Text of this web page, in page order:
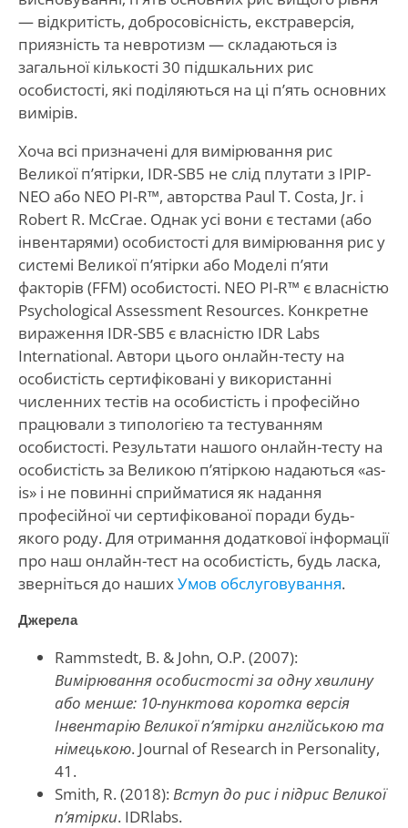
— відкритість, добросовісність, екстраверсія,
приязність та невротизм — складаються із
загальної кількості 30 підшкальних рис
особистості, які поділяються на ці п’ять основних
вимірів.
Хоча всі призначені для вимірювання рис
Великої п’ятірки, IDR-SB5 не слід плутати з IPIP-
NEO або NEO PI-R™, авторства Paul T. Costa, Jr. і
Robert R. McCrae. Однак усі вони є тестами (або
інвентарями) особистості для вимірювання рис у
системі Великої п’ятірки або Моделі п’яти
факторів (FFM) особистості. NEO PI-R™ є власністю
Psychological Assessment Resources. Конкретне
вираження IDR-SB5 є власністю IDR Labs
International. Автори цього онлайн-тесту на
особистість сертифіковані у використанні
численних тестів на особистість і професійно
працювали з типологією та тестуванням
особистості. Результати нашого онлайн-тесту на
особистість за Великою п’ятіркою надаються «as-
is» і не повинні сприйматися як надання
професійної чи сертифікованої поради будь-
якого роду. Для отримання додаткової інформації
про наш онлайн-тест на особистість, будь ласка,
зверніться до нашихУмов обслуговування.
Джерела
Rammstedt, B. & John, O.P. (2007):
Вимірювання особистості за одну хвилину
або менше: 10-пунктова коротка версія
Інвентарію Великої п’ятірки англійською та
німецькою. Journal of Research in Personality,
41.
Smith, R. (2018): Вступ до рис і підрис Великої
п’ятірки. IDRlabs.